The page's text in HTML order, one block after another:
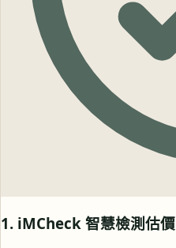
1. iMCheck 智慧檢測估價